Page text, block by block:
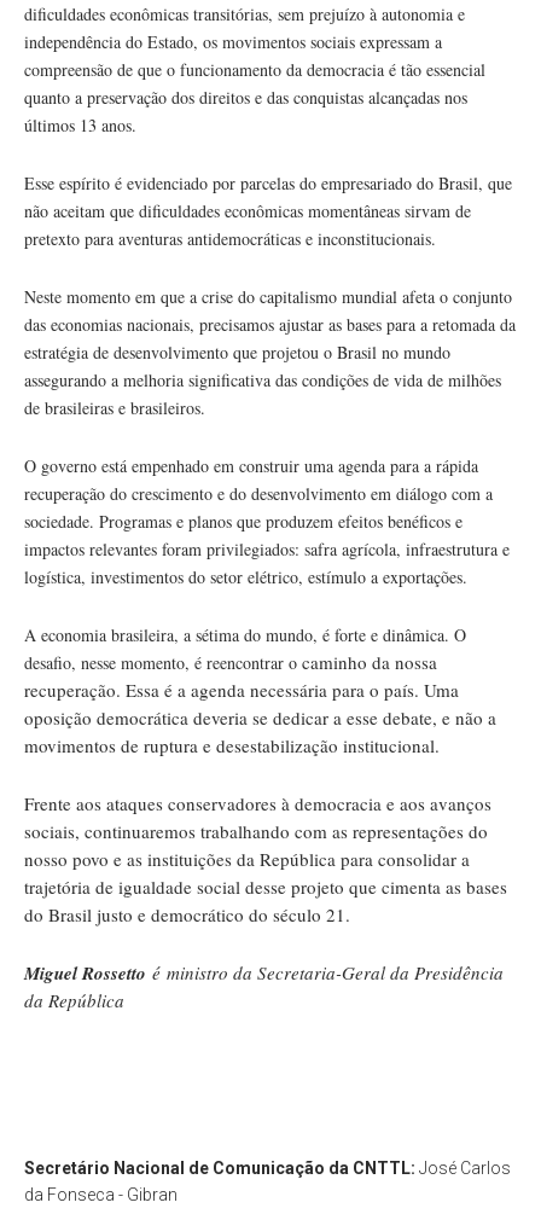
dificuldades econômicas transitórias, sem prejuízo à autonomia e
independência do Estado, os movimentos sociais expressam a
compreensão de que o funcionamento da democracia é tão essencial
quanto a preservação dos direitos e das conquistas alcançadas nos
últimos 13 anos.
Esse espírito é evidenciado por parcelas do empresariado do Brasil, que
não aceitam que dificuldades econômicas momentâneas sirvam de
pretexto para aventuras antidemocráticas e inconstitucionais.
Neste momento em que a crise do capitalismo mundial afeta o conjunto
das economias nacionais, precisamos ajustar as bases para a retomada da
estratégia de desenvolvimento que projetou o Brasil no mundo
assegurando a melhoria significativa das condições de vida de milhões
de brasileiras e brasileiros.
O governo está empenhado em construir uma agenda para a rápida
recuperação do crescimento e do desenvolvimento em diálogo com a
sociedade. Programas e planos que produzem efeitos benéficos e
impactos relevantes foram privilegiados: safra agrícola, infraestrutura e
logística, investimentos do setor elétrico, estímulo a exportações.
A economia brasileira, a sétima do mundo, é forte e dinâmica. O
desafio, nesse momento, é reencontrar o caminho da nossa
recuperação. Essa é a agenda necessária para o país. Uma
oposição democrática deveria se dedicar a esse debate, e não a
movimentos de ruptura e desestabilização institucional.
Frente aos ataques conservadores à democracia e aos avanços
sociais, continuaremos trabalhando com as representações do
nosso povo e as instituições da República para consolidar a
trajetória de igualdade social desse projeto que cimenta as bases
do Brasil justo e democrático do século 21.
Miguel Rossetto é ministro da Secretaria-Geral da Presidência
da República
Secretário Nacional de Comunicação da CNTTL: José Carlos
da Fonseca - Gibran